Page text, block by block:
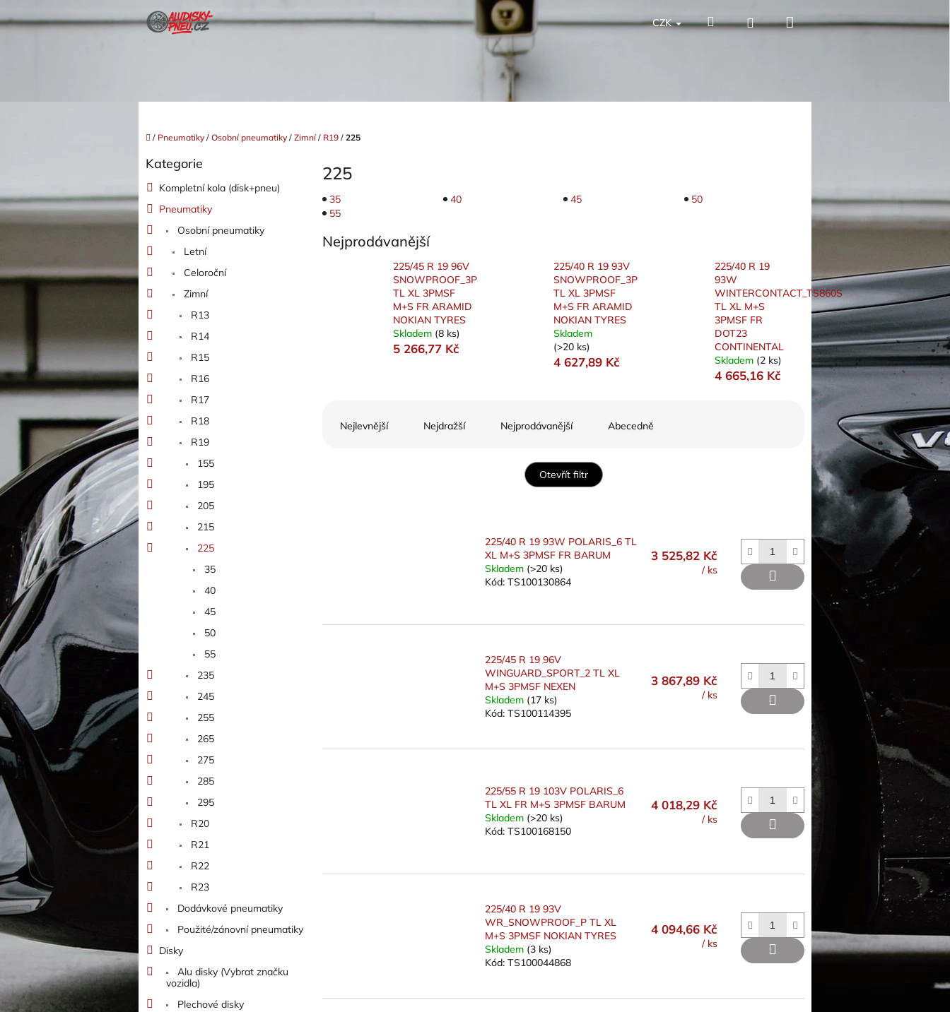
na
CZK HledatPřihlášeníNákupní
Domů
/ Pneumatiky / Osobní pneumatiky / Zimní / R19 / 225
t
r
a
í
p
l
Přeskočit
Kategorie
Kompletní kola (disk+pneu)
Pneumatiky
Osobní pneumatiky
Letní
Celoroční
Zimní
R13
R14
R15
R16
R17
R18
R19
155
195
205
215
225
35
40
45
50
55
235
245
255
265
275
285
295
R20
R21
R22
R23
Dodávkové pneumatiky
Použité/zánovní pneumatiky
Disky
Alu disky (Vybrat značku
vozidla)
Plechové disky
225
35 40 45
50
55
Nejprodávanější
225/45 R 19 96V
SNOWPROOF_3P
TL XL 3PMSF
M+S FR ARAMID
NOKIAN TYRES
Skladem (8 ks)
5 266,77 Kč
225/40 R 19 93V
SNOWPROOF_3P
TL XL 3PMSF
M+S FR ARAMID
NOKIAN TYRES
Skladem
(>20 ks)
4 627,89 Kč
225/40 R 19
93W
WINTERCONTACT_TS860S
TL XL M+S
3PMSF FR
DOT23
CONTINENTAL
Skladem (2 ks)
4 665,16 Kč
Nejlevnější Nejdražší Nejprodávanější Abecedně
Otevřít filtr
225/40 R 19 93W POLARIS_6 TL
XL M+S 3PMSF FR BARUM
Skladem (>20 ks)
Kód: TS100130864
3 525,82 Kč
/ ks
225/45 R 19 96V
WINGUARD_SPORT_2 TL XL
M+S 3PMSF NEXEN
Skladem (17 ks)
Kód: TS100114395
3 867,89 Kč
/ ks
225/55 R 19 103V POLARIS_6
TL XL FR M+S 3PMSF BARUM
Skladem (>20 ks)
Kód: TS100168150
4 018,29 Kč
/ ks
225/40 R 19 93V
WR_SNOWPROOF_P TL XL
M+S 3PMSF NOKIAN TYRES
Skladem (3 ks)
Kód: TS100044868
4 094,66 Kč
/ ks